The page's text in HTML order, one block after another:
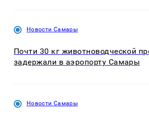
Новости Самары
Почти 30 кг животноводческой
задержали в аэропорту Самары
Новости Самары